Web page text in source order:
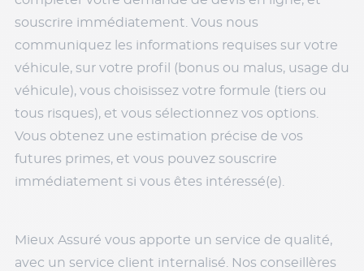
souscrire immédiatement. Vous nous
communiquez les informations requises sur votre
véhicule, sur votre profil (bonus ou malus, usage du
véhicule), vous choisissez votre formule (tiers ou
tous risques), et vous sélectionnez vos options.
Vous obtenez une estimation précise de vos
futures primes, et vous pouvez souscrire
immédiatement si vous êtes intéressé(e).
Mieux Assuré vous apporte un service de qualité,
avec un service client internalisé. Nos conseillères